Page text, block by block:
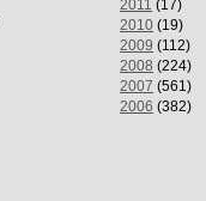
2011 (17)
2010 (19)
2009 (112)
2008 (224)
2007 (561)
2006 (382)